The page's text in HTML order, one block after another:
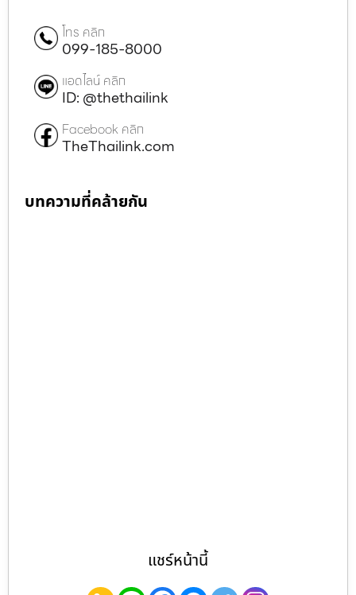
โทร คลิก
099-185-8000
แอดไลน์ คลิก
ID: @thethailink
Facebook คลิก
TheThailink.com
บทความที่คล้ายกัน
แชร์หน้านี้